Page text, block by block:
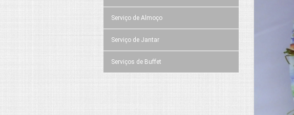
Serviço de Almoço
Serviço de Jantar
Serviços de Buffet